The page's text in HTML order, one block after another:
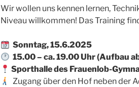
Wir wollen uns kennen lernen,
Niveau willkommen! Das Training
Sonntag, 15.6.2025
15.00 – ca. 19.00 Uhr (Aufbau
Sporthalle des Frauenlob-
Zugang über den Hof neben der